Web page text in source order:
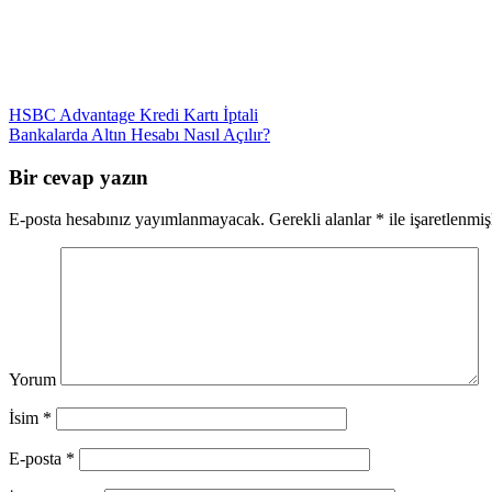
Yazı
dolaşımı
HSBC Advantage Kredi Kartı İptali
Bankalarda Altın Hesabı Nasıl Açılır?
Bir cevap yazın
E-posta hesabınız yayımlanmayacak. Gerekli alanlar * ile
Yorum
İsim *
E-posta *